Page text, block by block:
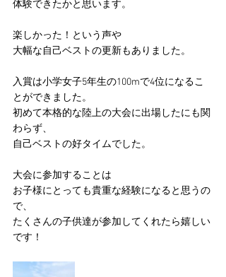
体験できたかと思います。
楽しかった！という声や
大幅な自己ベストの更新もありました。
入賞は小学女子5年生の100mで4位になるこ
とができました。
初めて本格的な陸上の大会に出場したにも関
わらず、
自己ベストの好タイムでした。
大会に参加することは
お子様にとっても貴重な経験になると思うの
で、
たくさんの子供達が参加してくれたら嬉しい
です！